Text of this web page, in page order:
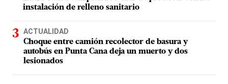
instalación de relleno sanitario
ACTUALIDAD
Choque entre camión recolector de basura y
autobús en Punta Cana deja un muerto y dos
lesionados